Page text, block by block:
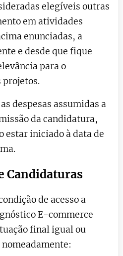
elegíveis outras
em atividades
enunciadas, a
e desde que fique
para o
projetos.
despesas assumidas a
da candidatura,
estar iniciado à data de
Candidaturas
de acesso a
E-commerce
final igual ou